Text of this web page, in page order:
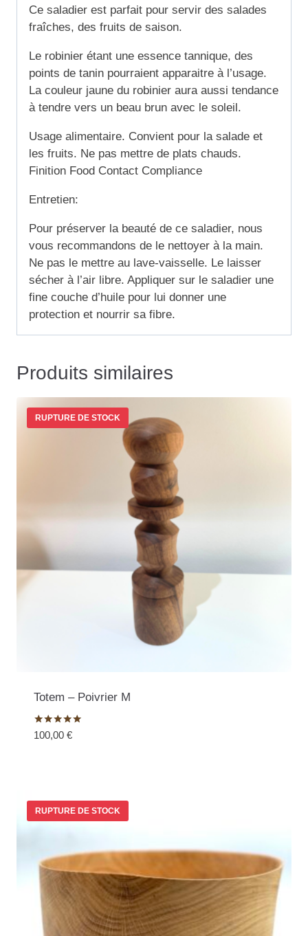
Ce saladier est parfait pour servir des salades
fraîches, des fruits de saison.
Le robinier étant une essence tannique, des
points de tanin pourraient apparaitre à l’usage.
La couleur jaune du robinier aura aussi tendance
à tendre vers un beau brun avec le soleil.
Usage alimentaire. Convient pour la salade et
les fruits. Ne pas mettre de plats chauds.
Finition Food Contact Compliance
Entretien:
Pour préserver la beauté de ce saladier, nous
vous recommandons de le nettoyer à la main.
Ne pas le mettre au lave-vaisselle. Le laisser
sécher à l’air libre. Appliquer sur le saladier une
fine couche d’huile pour lui donner une
protection et nourrir sa fibre.
Produits similaires
RUPTURE DE STOCK
Totem – Poivrier M
Note
100,00 €
RUPTURE DE STOCK